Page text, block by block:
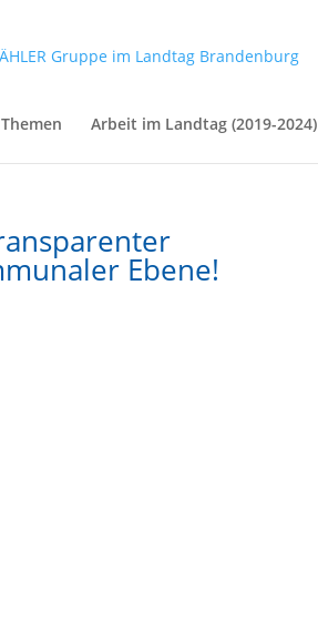
Themen Arbeit im Landtag (2019-2024)
Ebene!